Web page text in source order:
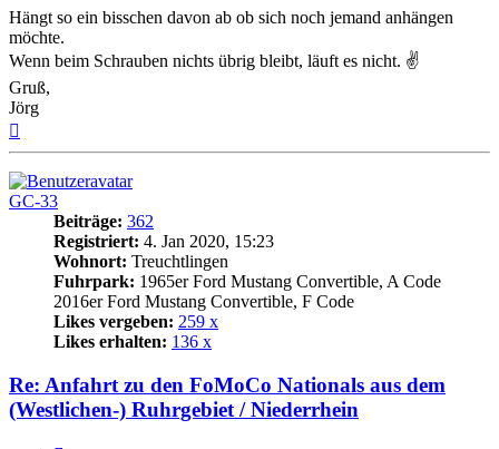
Hängt so ein bisschen davon ab ob sich noch jemand anhängen
möchte.
Wenn beim Schrauben nichts übrig bleibt, läuft es nicht. ✌
Gruß,
Jörg
GC-33
Beiträge: 362
Registriert: 4. Jan 2020, 15:23
Wohnort: Treuchtlingen
Fuhrpark: 1965er Ford Mustang Convertible, A Code
2016er Ford Mustang Convertible, F Code
Likes vergeben: 259 x
Likes erhalten: 136 x
Re: Anfahrt zu den FoMoCo Nationals aus dem
(Westlichen-) Ruhrgebiet / Niederrhein